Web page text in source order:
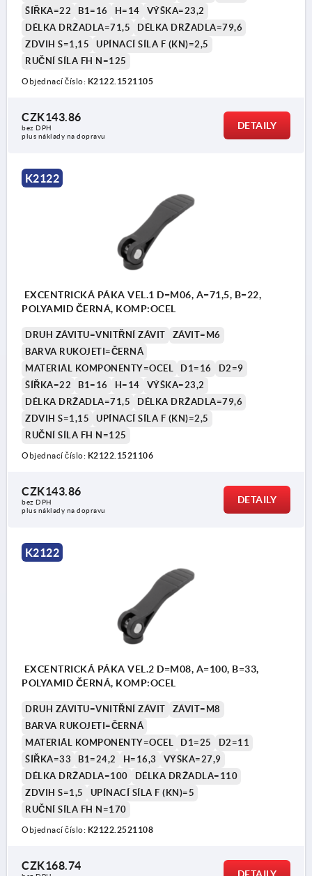
ŠÍŘKA=22
B1=16 H=14
VÝŠKA=23,2
DÉLKA DRŽADLA=71,5
DÉLKA DRŽADLA=79,6
ZDVIH S=1,15
UPÍNACÍ SÍLA F (KN)=2,5
RUČNÍ SÍLA FH N=125
Objednací číslo: K2122.1521105
CZK143.86
bez DPH
plus náklady na dopravu
DETAILY
K2122
EXCENTRICKÁ PÁKA VEL.1 D=M06, A=71,5, B=22,
POLYAMID ČERNÁ, KOMP:OCEL
DRUH ZÁVITU=VNITŘNÍ ZÁVIT
ZÁVIT=M6
BARVA RUKOJETI=ČERNÁ
MATERIÁL KOMPONENTY=OCEL
D1=16
D2=9
ŠÍŘKA=22
B1=16 H=14
VÝŠKA=23,2
DÉLKA DRŽADLA=71,5
DÉLKA DRŽADLA=79,6
ZDVIH S=1,15
UPÍNACÍ SÍLA F (KN)=2,5
RUČNÍ SÍLA FH N=125
Objednací číslo: K2122.1521106
CZK143.86
bez DPH
plus náklady na dopravu
DETAILY
K2122
EXCENTRICKÁ PÁKA VEL.2 D=M08, A=100, B=33,
POLYAMID ČERNÁ, KOMP:OCEL
DRUH ZÁVITU=VNITŘNÍ ZÁVIT
ZÁVIT=M8
BARVA RUKOJETI=ČERNÁ
MATERIÁL KOMPONENTY=OCEL
D1=25
D2=11
ŠÍŘKA=33
B1=24,2 H=16,3
VÝŠKA=27,9
DÉLKA DRŽADLA=100
DÉLKA DRŽADLA=110
ZDVIH S=1,5
UPÍNACÍ SÍLA F (KN)=5
RUČNÍ SÍLA FH N=170
Objednací číslo: K2122.2521108
CZK168.74